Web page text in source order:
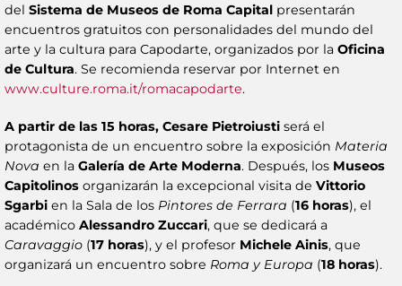
del Sistema de Museos de Roma Capital presentarán
encuentros gratuitos con personalidades del mundo del
arte y la cultura para Capodarte, organizados por la Oficina
de Cultura. Se recomienda reservar por Internet en
www.culture.roma.it/romacapodarte.
A partir de las 15 horas, Cesare Pietroiusti será el
protagonista de un encuentro sobre la exposición Materia
Nova en la Galería de Arte Moderna. Después, los Museos
Capitolinos organizarán la excepcional visita de Vittorio
Sgarbi en la Sala de los Pintores de Ferrara (16 horas), el
académico Alessandro Zuccari, que se dedicará a
Caravaggio (17 horas), y el profesor Michele Ainis, que
organizará un encuentro sobre Roma y Europa (18 horas).